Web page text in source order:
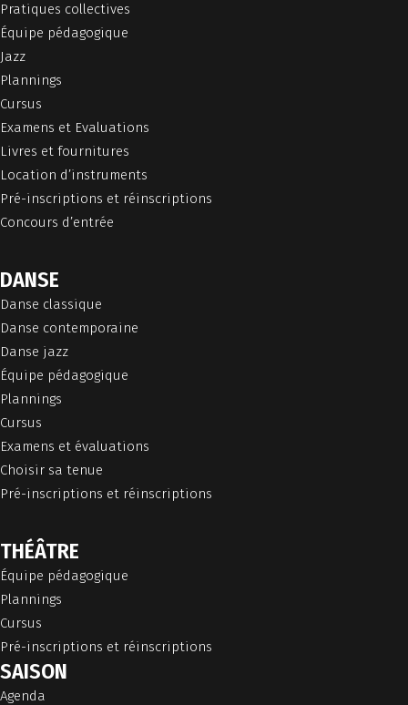
Pratiques collectives
Équipe pédagogique
Jazz
Plannings
Cursus
Examens et Evaluations
Livres et fournitures
Location d’instruments
Pré-inscriptions et réinscriptions
Concours d’entrée
DANSE
Danse classique
Danse contemporaine
Danse jazz
Équipe pédagogique
Plannings
Cursus
Examens et évaluations
Choisir sa tenue
Pré-inscriptions et réinscriptions
THÉÂTRE
Équipe pédagogique
Plannings
Cursus
Pré-inscriptions et réinscriptions
SAISON
Agenda